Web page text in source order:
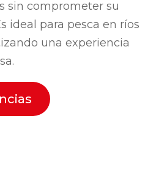
sin comprometer su
ideal para pesca en ríos
una experiencia